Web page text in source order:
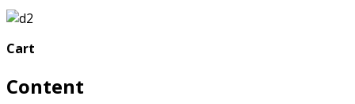
Cart
Content